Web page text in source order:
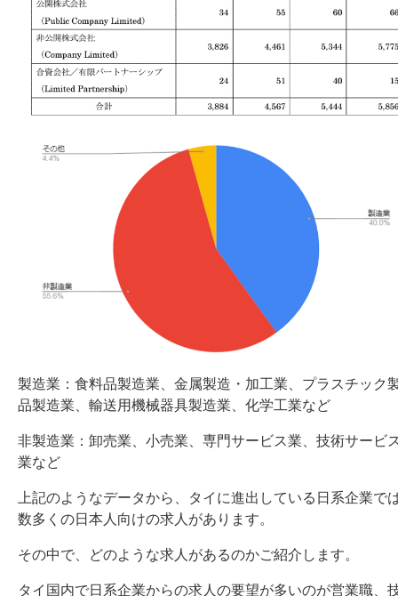
製造業：食料品製造業、金属製造・加工業、プラスチック
品製造業、輸送用機械器具製造業、化学工業など
非製造業：卸売業、小売業、専門サービス業、技術サービ
業など
上記のようなデータから、タイに進出している日系企業で
数多くの日本人向けの求人があります。
その中で、どのような求人があるのかご紹介します。
タイ国内で日系企業からの求人の要望が多いのが営業職、